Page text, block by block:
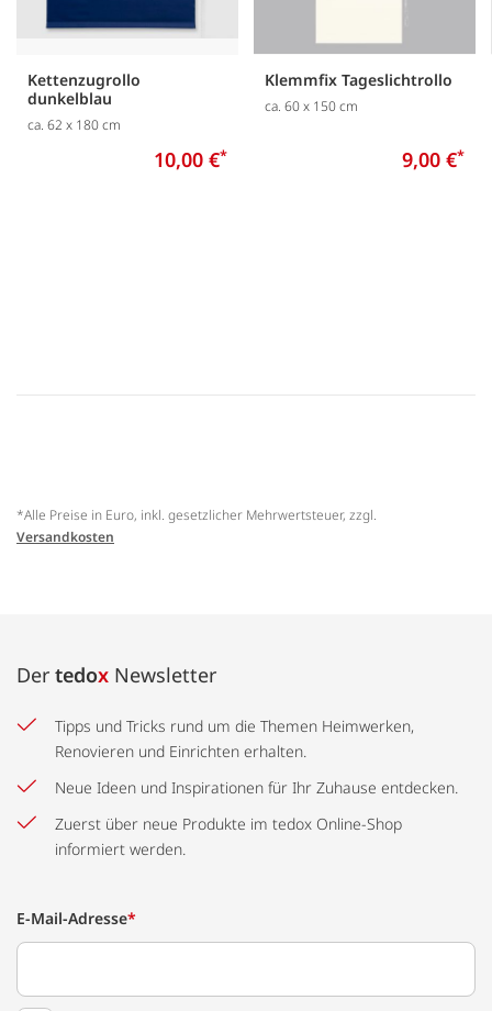
Kettenzugrollo
dunkelblau
ca. 62 x 180 cm
10,00 €*
Klemmfix Tageslichtrollo
ca. 60 x 150 cm
9,00 €*
*Alle Preise in Euro, inkl. gesetzlicher Mehrwertsteuer, zzgl.
Versandkosten
Der tedox Newsletter
Tipps und Tricks rund um die Themen Heimwerken,
Renovieren und Einrichten erhalten.
Neue Ideen und Inspirationen für Ihr Zuhause entdecken.
Zuerst über neue Produkte im tedox Online-Shop
informiert werden.
E-Mail-Adresse*